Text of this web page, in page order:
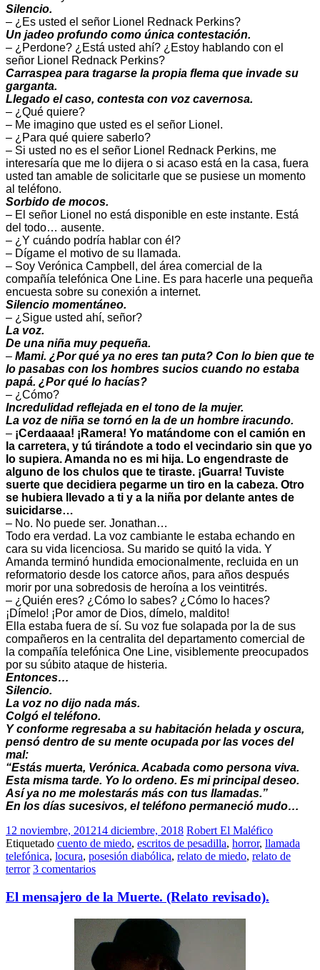
Silencio.
– ¿Es usted el señor Lionel Rednack Perkins?
Un jadeo profundo como única contestación.
– ¿Perdone? ¿Está usted ahí? ¿Estoy hablando con el
señor Lionel Rednack Perkins?
Carraspea para tragarse la propia flema que invade su
garganta.
Llegado el caso, contesta con voz cavernosa.
– ¿Qué quiere?
– Me imagino que usted es el señor Lionel.
– ¿Para qué quiere saberlo?
– Si usted no es el señor Lionel Rednack Perkins, me
interesaría que me lo dijera o si acaso está en la casa, fuera
usted tan amable de solicitarle que se pusiese un momento
al teléfono.
Sorbido de mocos.
– El señor Lionel no está disponible en este instante. Está
del todo… ausente.
– ¿Y cuándo podría hablar con él?
– Dígame el motivo de su llamada.
– Soy Verónica Campbell, del área comercial de la
compañía telefónica One Line. Es para hacerle una pequeña
encuesta sobre su conexión a internet.
Silencio momentáneo.
– ¿Sigue usted ahí, señor?
La voz.
De una niña muy pequeña.
– Mami. ¿Por qué ya no eres tan puta? Con lo bien que te
lo pasabas con los hombres sucios cuando no estaba
papá. ¿Por qué lo hacías?
– ¿Cómo?
Incredulidad reflejada en el tono de la mujer.
La voz de niña se tornó en la de un hombre iracundo.
– ¡Cerdaaaa! ¡Ramera! Yo matándome con el camión en
la carretera, y tú tirándote a todo el vecindario sin que yo
lo supiera. Amanda no es mi hija. Lo engendraste de
alguno de los chulos que te tiraste. ¡Guarra! Tuviste
suerte que decidiera pegarme un tiro en la cabeza. Otro
se hubiera llevado a ti y a la niña por delante antes de
suicidarse…
– No. No puede ser. Jonathan…
Todo era verdad. La voz cambiante le estaba echando en
cara su vida licenciosa. Su marido se quitó la vida. Y
Amanda terminó hundida emocionalmente, recluida en un
reformatorio desde los catorce años, para años después
morir por una sobredosis de heroína a los veintitrés.
– ¿Quién eres? ¿Cómo lo sabes? ¿Cómo lo haces?
¡Dímelo! ¡Por amor de Dios, dímelo, maldito!
Ella estaba fuera de sí. Su voz fue solapada por la de sus
compañeros en la centralita del departamento comercial de
la compañía telefónica One Line, visiblemente preocupados
por su súbito ataque de histeria.
Entonces…
Silencio.
La voz no dijo nada más.
Colgó el teléfono.
Y conforme regresaba a su habitación helada y oscura,
pensó dentro de su mente ocupada por las voces del
mal:
“Estás muerta, Verónica. Acabada como persona viva.
Esta misma tarde. Yo lo ordeno. Es mi principal deseo.
Así ya no me molestarás más con tus llamadas.”
En los días sucesivos, el teléfono permaneció mudo…
12 noviembre, 201214 diciembre, 2018 Robert El Maléfico
Etiquetado cuento de miedo, escritos de pesadilla, horror, llamada
telefónica, locura, posesión diabólica, relato de miedo, relato de
terror 3 comentarios
El mensajero de la Muerte. (Relato revisado).